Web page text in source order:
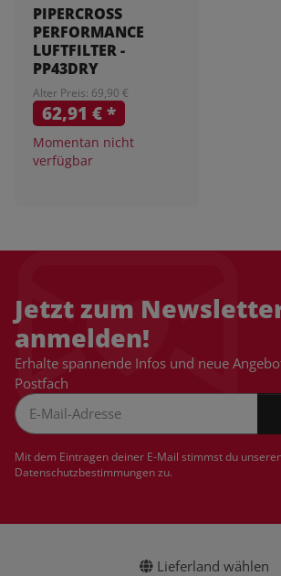
PIPERCROSS
PERFORMANCE
LUFTFILTER -
PP43DRY
Alter Preis: 69,90 €
62,91 €*
Momentan nicht
verfügbar
Jetzt zum
anmelden!
Erhalte spannende Infos und neue
Postfach
Mit dem Eintragen deiner E-Mail stimmst du
Datenschutzbestimmungenzu.
Lieferland wählen